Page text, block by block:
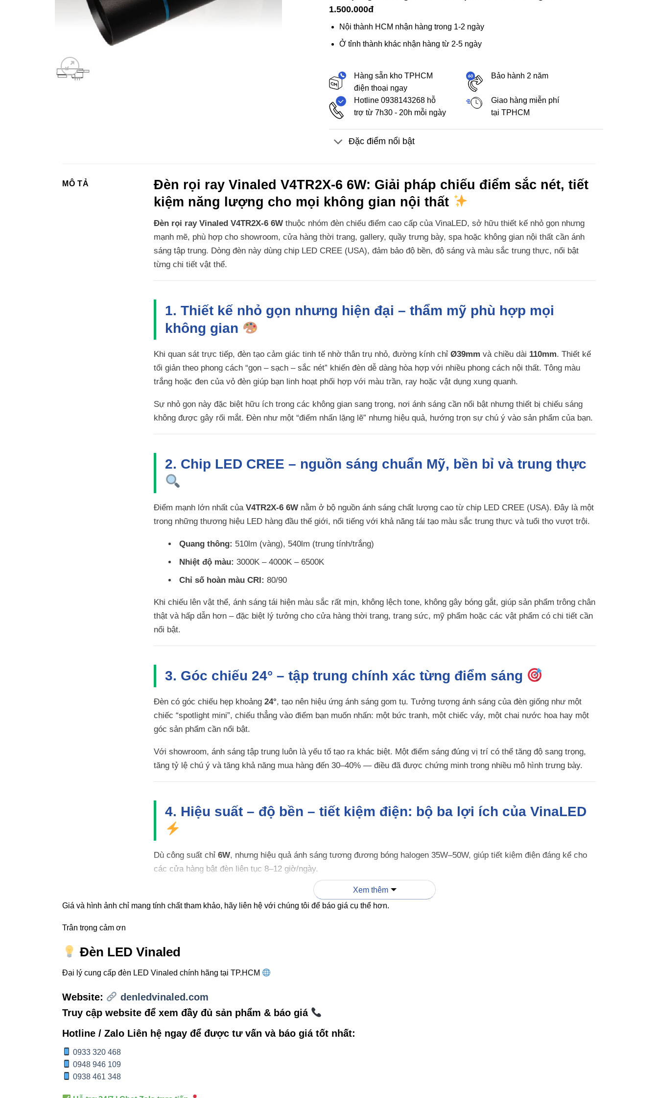
1.500.000đ
Nội thành HCM nhận hàng trong 1-2 ngày
Ở tỉnh thành khác nhận hàng từ 2-5 ngày
Hàng sẵn kho TPHCM
điện thoại ngay
Bảo hành 2 năm
Hotline 0938143268 hỗ
trợ từ 7h30 - 20h mỗi ngày
Giao hàng miễn phí
tại TPHCM
Đặc điểm nổi bật
MÔ TẢ
Đèn rọi ray Vinaled V4TR2X-6 6W: Giải pháp chiếu điểm sắc nét, tiết
kiệm năng lượng cho mọi không gian nội thất
Đèn rọi ray Vinaled V4TR2X-6 6Wthuộc nhóm đèn chiếu điểm cao cấp của VinaLED, sở hữu thiết kế nhỏ gọn nhưng
mạnh mẽ, phù hợp cho showroom, cửa hàng thời trang, gallery, quầy trưng bày, spa hoặc không gian nội thất cần ánh
sáng tập trung. Dòng đèn này dùng chip LED CREE (USA), đảm bảo độ bền, độ sáng và màu sắc trung thực, nổi bật
từng chi tiết vật thể.
1. Thiết kế nhỏ gọn nhưng hiện đại – thẩm mỹ phù hợp mọi
không gian
Khi quan sát trực tiếp, đèn tạo cảm giác tinh tế nhờ thân trụ nhỏ, đường kính chỉ Ø39mm và chiều dài 110mm. Thiết kế
tối giản theo phong cách “gọn – sạch – sắc nét” khiến đèn dễ dàng hòa hợp với nhiều phong cách nội thất. Tông màu
trắng hoặc đen của vỏ đèn giúp bạn linh hoạt phối hợp với màu trần, ray hoặc vật dụng xung quanh.
Sự nhỏ gọn này đặc biệt hữu ích trong các không gian sang trọng, nơi ánh sáng cần nổi bật nhưng thiết bị chiếu sáng
không được gây rối mắt. Đèn như một “điểm nhấn lặng lẽ” nhưng hiệu quả, hướng trọn sự chú ý vào sản phẩm của bạn.
2. Chip LED CREE – nguồn sáng chuẩn Mỹ, bền bỉ và trung thực
Điểm mạnh lớn nhất của V4TR2X-6 6Wnằm ở bộ nguồn ánh sáng chất lượng cao từ chip LED CREE (USA). Đây là một
trong những thương hiệu LED hàng đầu thế giới, nổi tiếng với khả năng tái tạo màu sắc trung thực và tuổi thọ vượt trội.
Quang thông: 510lm (vàng), 540lm (trung tính/trắng)
Nhiệt độ màu: 3000K – 4000K – 6500K
Chỉ số hoàn màu CRI: 80/90
Khi chiếu lên vật thể, ánh sáng tái hiện màu sắc rất mịn, không lệch tone, không gây bóng gắt, giúp sản phẩm trông chân
thật và hấp dẫn hơn – đặc biệt lý tưởng cho cửa hàng thời trang, trang sức, mỹ phẩm hoặc các vật phẩm có chi tiết cần
nổi bật.
3. Góc chiếu 24° – tập trung chính xác từng điểm sáng
Đèn có góc chiếu hẹp khoảng 24°, tạo nên hiệu ứng ánh sáng gom tụ. Tưởng tượng ánh sáng của đèn giống như một
chiếc “spotlight mini”, chiếu thẳng vào điểm bạn muốn nhấn: một bức tranh, một chiếc váy, một chai nước hoa hay một
góc sản phẩm cần nổi bật.
Với showroom, ánh sáng tập trung luôn là yếu tố tạo ra khác biệt. Một điểm sáng đúng vị trí có thể tăng độ sang trọng,
tăng tỷ lệ chú ý và tăng khả năng mua hàng đến 30–40% — điều đã được chứng minh trong nhiều mô hình trưng bày.
4. Hiệu suất – độ bền – tiết kiệm điện: bộ ba lợi ích của VinaLED
Dù công suất chỉ 6W, nhưng hiệu quả ánh sáng tương đương bóng halogen 35W–50W, giúp tiết kiệm điện đáng kể cho
các cửa hàng bật đèn liên tục 8–12 giờ/ngày.
Bên trong đèn là hệ thống tản nhiệt nhôm đúc nguyên khối, đảm bảo nhiệt lượng thoát nhanh, giúp đèn hoạt động bền bỉ
trong suốt vòng đời trên30.000 giờ. Tính từ thời điểm lắp đặt, bạn có thể dùng 3–5 năm mà không cần thay bóng – một
các vật phẩm trưng bày.
5. Ứng dụng thực tế – Đèn nhỏ nhưng linh hoạt trong mọi tình
huống
Xem thêm
Giá và hình ảnh chỉ mang tính chất tham khảo, hãy liên hệ với chúng tôi để báo giá cụ thể hơn.
Trân trọng cảm ơn
Đèn LED Vinaled
Đại lý cung cấp đèn LED Vinaled chính hãng tại TP.HCM
Website:
denledvinaled.com
Truy cập website để xem đầy đủ sản phẩm & báo giá
Hotline / Zalo Liên hệ ngay để được tư vấn và báo giá tốt nhất:
0933 320 468
0948 946 109
0938 461 348